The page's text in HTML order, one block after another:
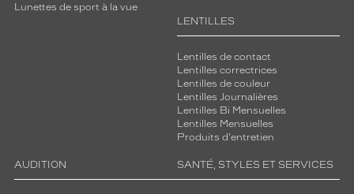
Lunettes de sport à la vue
LENTILLES
Lentilles de contact
Lentilles correctrices
Lentilles de couleur
Lentilles Journalières
Lentilles Bi Mensuelles
Lentilles Mensuelles
Produits d'entretien
AUDITION SANTÉ, STYLES ET SERVICES